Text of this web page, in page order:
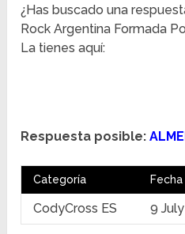
¿Has buscado una
Rock Argentina Formada
La tienes aquí:
Respuesta posible:
Categoría Fecha
CodyCross ES 9